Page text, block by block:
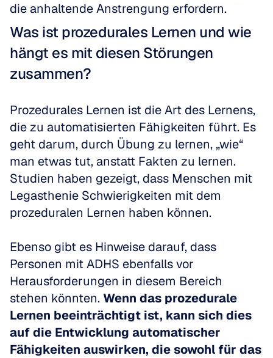
die anhaltende Anstrengung erfordern.
Was ist prozedurales Lernen und wie
hängt es mit diesen Störungen
zusammen?
Prozedurales Lernen ist die Art des Lernens,
die zu automatisierten Fähigkeiten führt. Es
geht darum, durch Übung zu lernen, „wie“
man etwas tut, anstatt Fakten zu lernen.
Studien haben gezeigt, dass Menschen mit
Legasthenie Schwierigkeiten mit dem
prozeduralen Lernen haben können.
Ebenso gibt es Hinweise darauf, dass
Personen mit ADHS ebenfalls vor
Herausforderungen in diesem Bereich
stehen könnten. Wenn das prozedurale
Lernen beeinträchtigt ist, kann sich dies
auf die Entwicklung automatischer
Fähigkeiten auswirken, die sowohl für das